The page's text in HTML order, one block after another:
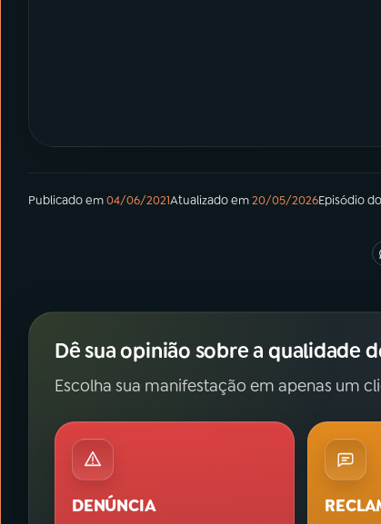
Publicado em04/06/2021Atualizado em20/05/2026Episódio
Dê sua opinião sobre a qualidade
Escolha sua manifestação em apenas um
DENÚNCIA